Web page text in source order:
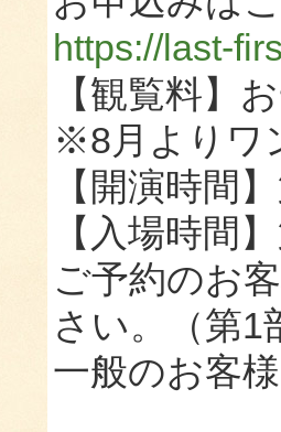
https://last-
【観覧料】
※8月よりワ
【開演時間
【入場時間
ご予約のお
さい。（第1
一般のお客